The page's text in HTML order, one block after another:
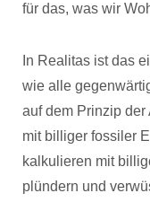
für das, was wir
In Realitas ist das
wie alle
auf dem Prinzip
mit billiger fossiler
kalkulieren mit
plündern und